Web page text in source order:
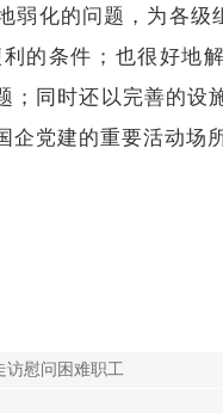
弱化的问题，为各级
的条件； 也很好地
； 同时还以完善的设
党建的重要活动场
访慰问困难职工